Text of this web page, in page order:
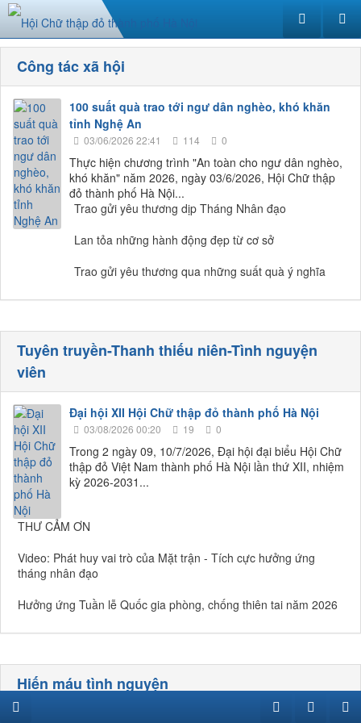
Công tác xã hội
100 suất quà trao tới ngư dân nghèo, khó khăn
tỉnh Nghệ An
03/06/2026 22:41 114 0
Thực hiện chương trình "An toàn cho ngư dân nghèo,
khó khăn" năm 2026, ngày 03/6/2026, Hội Chữ thập
đỏ thành phố Hà Nội...
Trao gửi yêu thương dịp Tháng Nhân đạo
Lan tỏa những hành động đẹp từ cơ sở
Trao gửi yêu thương qua những suất quà ý nghĩa
Tuyên truyền-Thanh thiếu niên-Tình nguyện
viên
Đại hội XII Hội Chữ thập đỏ thành phố Hà Nội
03/08/2026 00:20 19 0
Trong 2 ngày 09, 10/7/2026, Đại hội đại biểu Hội Chữ
thập đỏ Việt Nam thành phố Hà Nội lần thứ XII, nhiệm
kỳ 2026-2031...
THƯ CẢM ƠN
Video: Phát huy vai trò của Mặt trận - Tích cực hưởng ứng
tháng nhân đạo
Hưởng ứng Tuần lễ Quốc gia phòng, chống thiên tai năm 2026
Hiến máu tình nguyện